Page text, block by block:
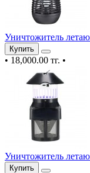
Уничтожитель
Купить
• 18,000.00 тг. •
Уничтожитель
Купить